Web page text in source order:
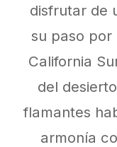
disfrutar de
su paso por
California
del
flamantes
armonía